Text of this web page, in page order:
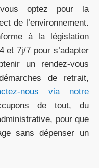
optez pour la
de l’environnement.
à la législation
et 7j/7 pour s’adapter
un rendez-vous
de retrait,
nous via notre
de tout, du
pour que
sans dépenser un